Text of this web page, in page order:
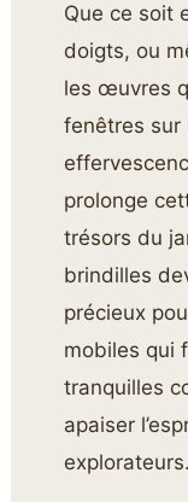
Que ce soit
doigts, ou
les œuvres
fenêtres sur
prolonge
trésors du
brindilles
précieux
mobiles qui
tranquilles
apaiser
explorateurs.